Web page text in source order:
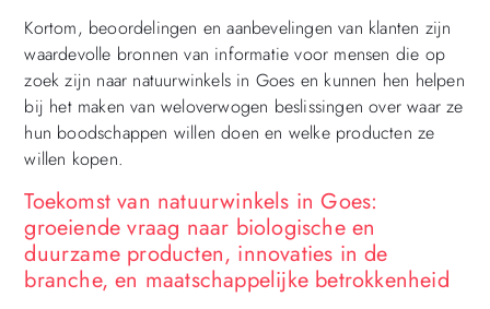
Kortom, beoordelingen en aanbevelingen van klanten zijn
waardevolle bronnen van informatie voor mensen die op
zoek zijn naar natuurwinkels in Goes en kunnen hen helpen
bij het maken van weloverwogen beslissingen over waar ze
hun boodschappen willen doen en welke producten ze
willen kopen.
Toekomst van natuurwinkels in Goes:
groeiende vraag naar biologische en
duurzame producten, innovaties in de
branche, en maatschappelijke betrokkenheid